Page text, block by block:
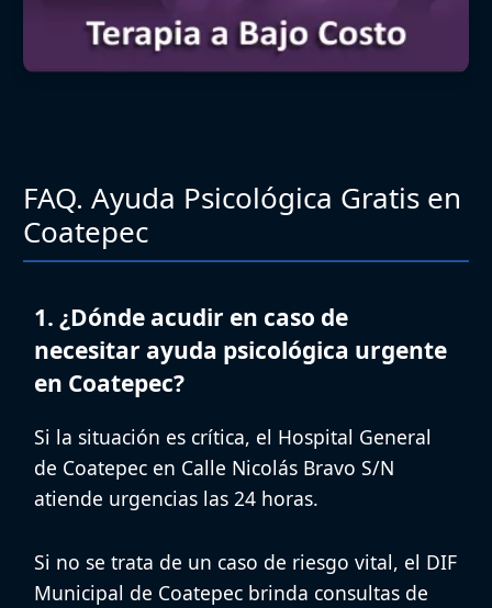
FAQ. Ayuda Psicológica Gratis en
Coatepec
1. ¿Dónde acudir en caso de
necesitar ayuda psicológica urgente
en Coatepec?
Si la situación es crítica, el Hospital General
de Coatepec en Calle Nicolás Bravo S/N
atiende urgencias las 24 horas.
Si no se trata de un caso de riesgo vital, el DIF
Municipal de Coatepec brinda consultas de